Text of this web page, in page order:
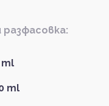
разфасовка:
ml
ml